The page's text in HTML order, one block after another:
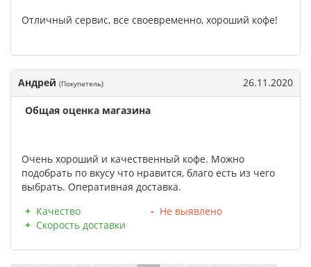
Отличный сервис, все своевременно, хороший кофе!
Андрей (Покупатель) 26.11.2020
Общая оценка магазина
Очень хороший и качественный кофе. Можно
подобрать по вкусу что нравится, благо есть из чего
выбрать. Оперативная доставка.
Качество
Скорость доставки
Не выявлено